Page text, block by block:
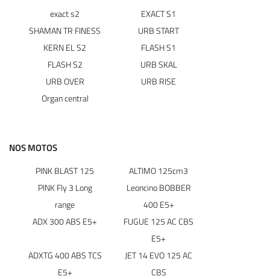
– Scooters
d’occasion
votre véhicule
Actualités
Contact
exact s2
EXACT S1
SHAMAN TR FINESS
URB START
KERN EL S2
FLASH S1
FLASH S2
URB SKAL
URB OVER
URB RISE
Organ central
NOS MOTOS
PINK BLAST 125
ALTIMO 125cm3
PINK Fly 3 Long
range
Leoncino BOBBER
400 E5+
ADX 300 ABS E5+
FUGUE 125 AC CBS
E5+
ADXTG 400 ABS TCS
E5+
JET 14 EVO 125 AC
CBS